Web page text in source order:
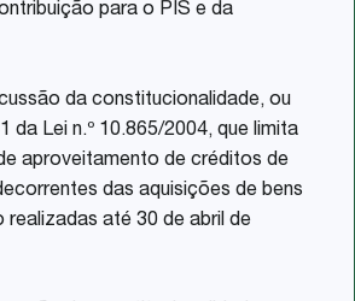
para o PIS e da
da constitucionalidade, ou
da Lei n.º 10.865/2004, que limita
aproveitamento de créditos de
das aquisições de bens
realizadas até 30 de abril de